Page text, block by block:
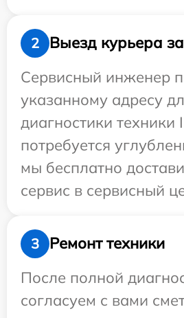
2
Выезд курьера
Сервисный инженер
указанному адресу
диагностики техники
потребуется
мы бесплатно
сервис в сервисный
3
Ремонт техники
После полной
согласуем с вами